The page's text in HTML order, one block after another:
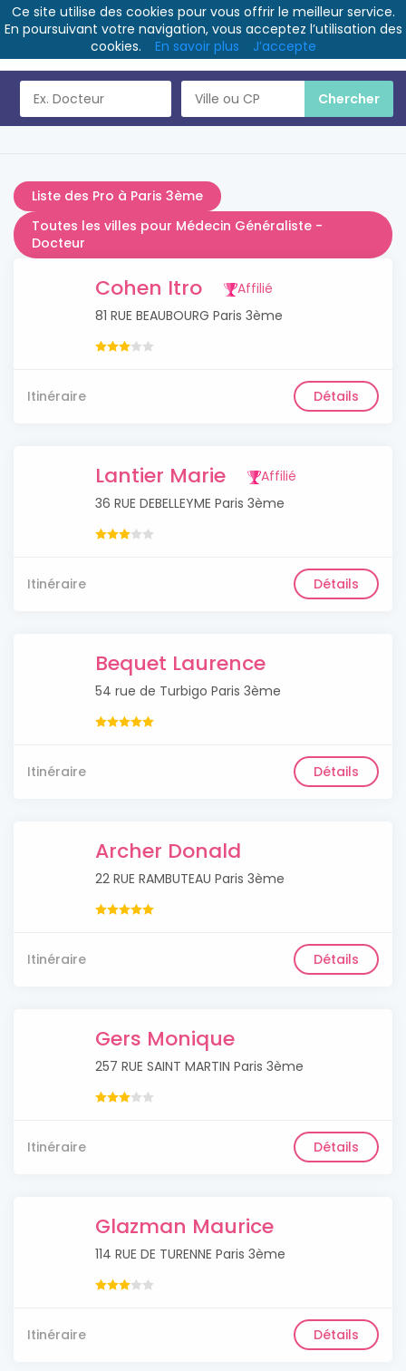
Liste des Pro à Paris 3ème
Toutes les villes pour Médecin Généraliste -
Docteur
Cohen Itro
Affilié
81 RUE BEAUBOURG Paris 3ème
Itinéraire Détails
Lantier Marie
Affilié
36 RUE DEBELLEYME Paris 3ème
Itinéraire Détails
Bequet Laurence
54 rue de Turbigo Paris 3ème
Itinéraire Détails
Archer Donald
22 RUE RAMBUTEAU Paris 3ème
Itinéraire Détails
Gers Monique
257 RUE SAINT MARTIN Paris 3ème
Itinéraire Détails
Glazman Maurice
114 RUE DE TURENNE Paris 3ème
Itinéraire Détails
Ce site utilise des cookies pour vous offrir le meilleur service.
En poursuivant votre navigation, vous acceptez l’utilisation des
cookies.
En savoir plus J’accepte